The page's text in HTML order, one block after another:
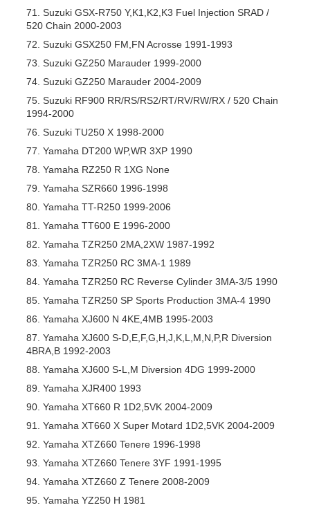
Suzuki GSX-R750 Y,K1,K2,K3 Fuel Injection SRAD /
520 Chain 2000-2003
Suzuki GSX250 FM,FN Acrosse 1991-1993
Suzuki GZ250 Marauder 1999-2000
Suzuki GZ250 Marauder 2004-2009
Suzuki RF900 RR/RS/RS2/RT/RV/RW/RX / 520 Chain
1994-2000
Suzuki TU250 X 1998-2000
Yamaha DT200 WP,WR 3XP 1990
Yamaha RZ250 R 1XG None
Yamaha SZR660 1996-1998
Yamaha TT-R250 1999-2006
Yamaha TT600 E 1996-2000
Yamaha TZR250 2MA,2XW 1987-1992
Yamaha TZR250 RC 3MA-1 1989
Yamaha TZR250 RC Reverse Cylinder 3MA-3/5 1990
Yamaha TZR250 SP Sports Production 3MA-4 1990
Yamaha XJ600 N 4KE,4MB 1995-2003
Yamaha XJ600 S-D,E,F,G,H,J,K,L,M,N,P,R Diversion
4BRA,B 1992-2003
Yamaha XJ600 S-L,M Diversion 4DG 1999-2000
Yamaha XJR400 1993
Yamaha XT660 R 1D2,5VK 2004-2009
Yamaha XT660 X Super Motard 1D2,5VK 2004-2009
Yamaha XTZ660 Tenere 1996-1998
Yamaha XTZ660 Tenere 3YF 1991-1995
Yamaha XTZ660 Z Tenere 2008-2009
Yamaha YZ250 H 1981